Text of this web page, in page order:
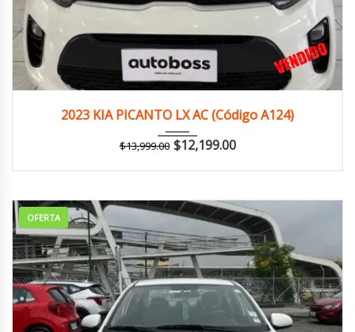
2023 KIA PICANTO LX AC (Código A124)
$13,999.00 $12,199.00
OFERTA